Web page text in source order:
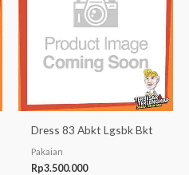
Dress 83 Abkt Lgsbk Bkt
Pakaian
Rp3.500.000